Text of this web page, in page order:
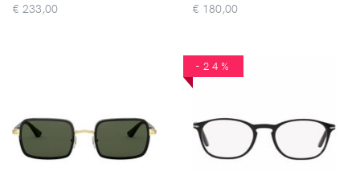
€ 233,00 € 180,00
-24%